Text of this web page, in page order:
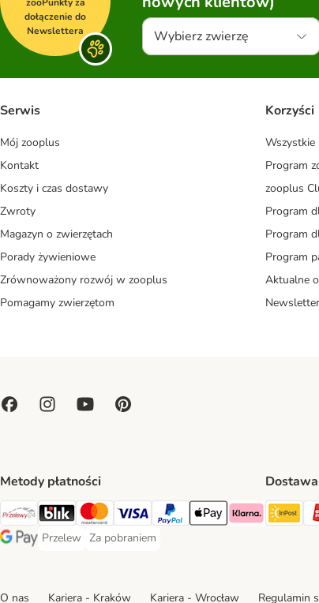
dołączenie do
Newslettera
Wybierz zwierzę
Serwis
Mój zooplus
Kontakt
Koszty i czas dostawy
Zwroty
Magazyn o zwierzętach
Porady żywieniowe
Zrównoważony rozwój w zooplus
Pomagamy zwierzętom
Korzyści
Wszystkie
Program
zooplus
Program
Program
Program
Aktualne
Newsletter
Metody płatności
Przelewy24 Payment Method
Blik Payment Method
MasterCard Payment Method
Visa Payment Method
PayPal Payment Method
Apple Pay Payment
Klarna Payment
Google Pay Payment Method
Przelew
Przelew Payment Method
Za pobraniem
Za pobraniem Payment Method
Dostawa
O nas Kariera - Kraków Kariera - Wrocław Regulamin